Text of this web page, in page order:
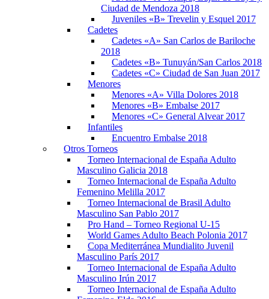
Ciudad de Mendoza 2018
Juveniles «B» Trevelin y Esquel 2017
Cadetes
Cadetes «A» San Carlos de Bariloche
2018
Cadetes «B» Tunuyán/San Carlos 2018
Cadetes «C» Ciudad de San Juan 2017
Menores
Menores «A» Villa Dolores 2018
Menores «B» Embalse 2017
Menores «C» General Alvear 2017
Infantiles
Encuentro Embalse 2018
Otros Torneos
Torneo Internacional de España Adulto
Masculino Galicia 2018
Torneo Internacional de España Adulto
Femenino Melilla 2017
Torneo Internacional de Brasil Adulto
Masculino San Pablo 2017
Pro Hand – Torneo Regional U-15
World Games Adulto Beach Polonia 2017
Copa Mediterránea Mundialito Juvenil
Masculino París 2017
Torneo Internacional de España Adulto
Masculino Irún 2017
Torneo Internacional de España Adulto